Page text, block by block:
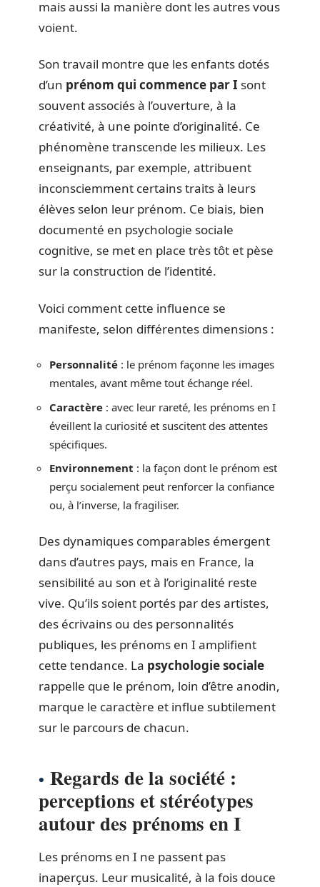
mais aussi la manière dont les autres vous
voient.
Son travail montre que les enfants dotés
d’un prénom qui commence par I sont
souvent associés à l’ouverture, à la
créativité, à une pointe d’originalité. Ce
phénomène transcende les milieux. Les
enseignants, par exemple, attribuent
inconsciemment certains traits à leurs
élèves selon leur prénom. Ce biais, bien
documenté en psychologie sociale
cognitive, se met en place très tôt et pèse
sur la construction de l’identité.
Voici comment cette influence se
manifeste, selon différentes dimensions :
Personnalité : le prénom façonne les images
mentales, avant même tout échange réel.
Caractère : avec leur rareté, les prénoms en I
éveillent la curiosité et suscitent des attentes
spécifiques.
Environnement : la façon dont le prénom est
perçu socialement peut renforcer la confiance
ou, à l’inverse, la fragiliser.
Des dynamiques comparables émergent
dans d’autres pays, mais en France, la
sensibilité au son et à l’originalité reste
vive. Qu’ils soient portés par des artistes,
des écrivains ou des personnalités
publiques, les prénoms en I amplifient
cette tendance. La psychologie sociale
rappelle que le prénom, loin d’être anodin,
marque le caractère et influe subtilement
sur le parcours de chacun.
Regards de la société :
perceptions et stéréotypes
autour des prénoms en I
Les prénoms en I ne passent pas
inaperçus. Leur musicalité, à la fois douce